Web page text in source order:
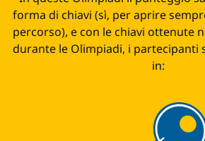
forma di chiavi (sì, per aprire
percorso), e con le chiavi ottenute
durante le Olimpiadi, i partecipanti
in: